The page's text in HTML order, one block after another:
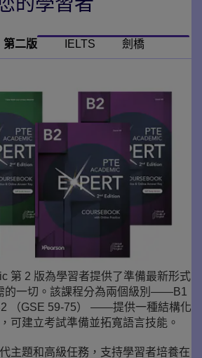
第二版 IELTS 劍橋
第 2 版為學習者提供了準備最新形式
的一切。該課程分為兩個級別——B1
（GSE 59-75） ——提供一種結構化
可建立考試準備並拓寬語言技能。
主題和高級任務，支持學習者培養在